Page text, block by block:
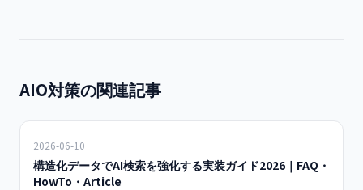
AIO対策の関連記事
2026-06-10
構造化データでAI検索を強化する実装ガイド2026｜FAQ・
HowTo・Article